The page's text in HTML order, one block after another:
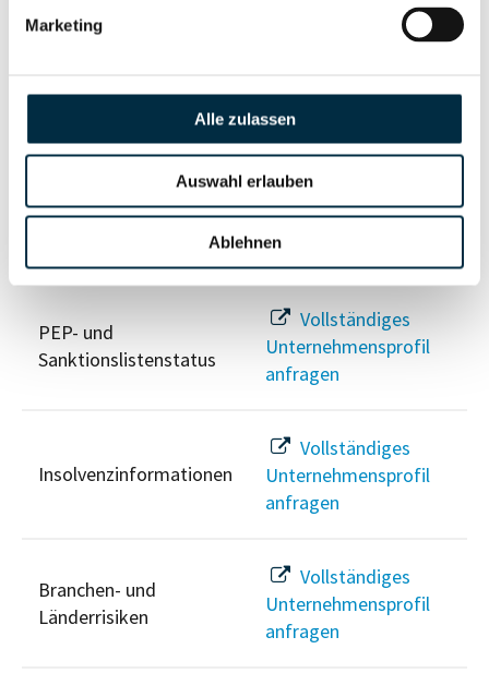
Marketing
Alle zulassen
Auswahl erlauben
Ablehnen
Wirtschaftlich
Unternehmensprofil
anfragen
PEP- und
Sanktionslistenstatus
Vollständiges
Unternehmensprofil
anfragen
Insolvenzinformationen
Vollständiges
Unternehmensprofil
anfragen
Branchen- und
Länderrisiken
Vollständiges
Unternehmensprofil
anfragen